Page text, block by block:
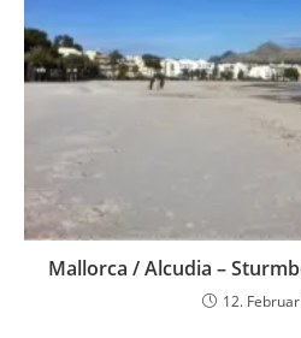
Mallorca / Alcudia –
12.